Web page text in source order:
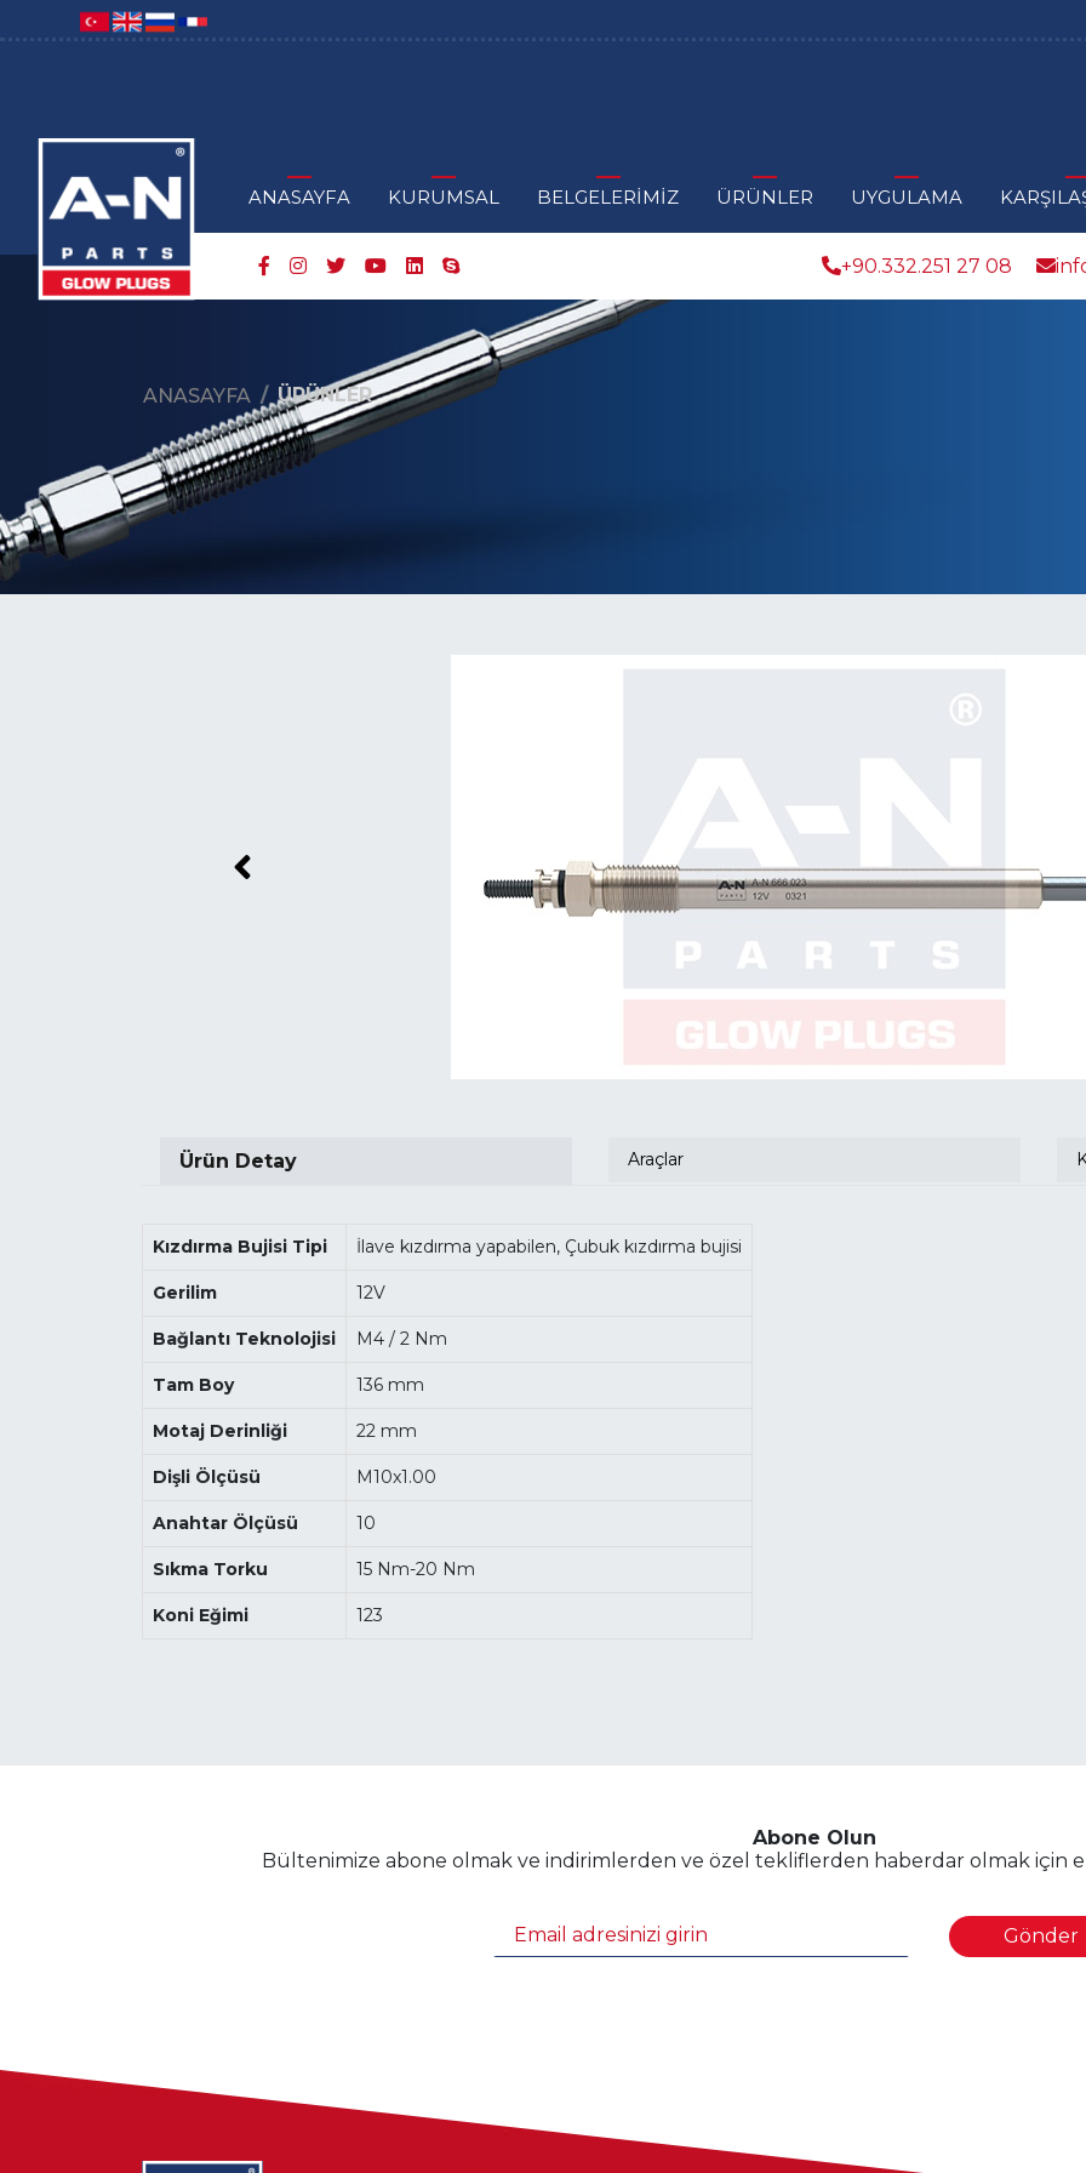
ANASAYFA KURUMSAL BELGELERİMİZ ÜRÜNLER UYGULAMA
+90.332.251 27 08
ANASAYFA ÜRÜNLER
Previous
Ürün Detay Araçlar
Kızdırma Bujisi Tipi İlave kızdırma yapabilen, Çubuk kızdırma bujisi
Gerilim 12V
Bağlantı Teknolojisi M4 / 2 Nm
Tam Boy 136 mm
Motaj Derinliği 22 mm
Dişli Ölçüsü M10x1.00
Anahtar Ölçüsü 10
Sıkma Torku 15 Nm-20 Nm
Koni Eğimi 123
Abone Olun
Bültenimize abone olmak ve indirimlerden ve özel tekliflerden haberdar olmak için e-
Gönder